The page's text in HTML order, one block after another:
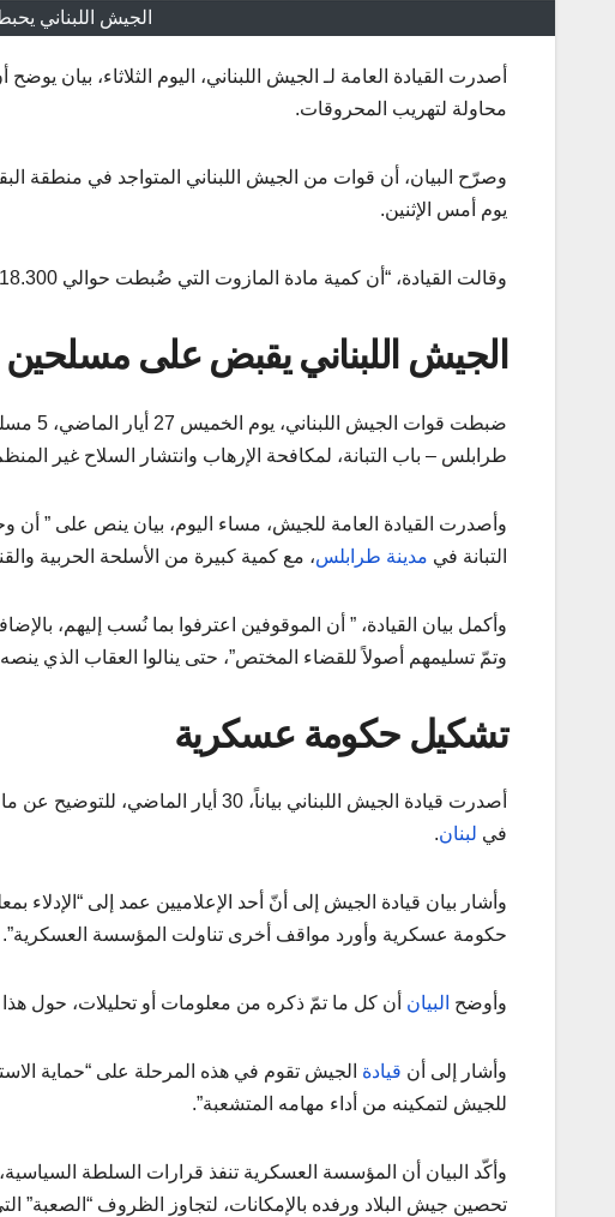
الجيش اللبناني
أصدرت القيادة العامة لـ الجيش اللبناني، اليوم الثلاثاء،
محاولة لتهريب المحروقات.
وصرّح البيان، أن قوات من الجيش اللبناني المتواجد في منطقة
يوم أمس الإثنين.
وقالت القيادة، “أن كمية مادة المازوت التي ضُبطت حوالي 18.300 ليتر، وحوالي 4200 ليتر من مادة البنزين”، بحسب
الجيش اللبناني يقبض على
ضبطت
طرابلس – باب التبانة، لمكافحة الإرهاب وانتشار السلاح غير
التبانة في مدينة طرابلس، مع كمية كبيرة من الأسلحة الحربية
وأكمل بيان القيادة، ” أن الموقوفين اعترفوا بما نُسب إليهم،
وتمّ تسليمهم أصولاً للقضاء المختص”، حتى ينالوا العقاب الذي ينصه
تشكيل حكومة عسكرية
أصدرت قيادة الجيش اللبناني بياناً،
في لبنان.
وأشار بيان قيادة الجيش إلى أنّ أحد الإعلاميين عمد إلى
حكومة عسكرية وأورد مواقف أخرى تناولت المؤسسة العسكرية”.
وأوضح البيان أن كل ما تمّ ذكره من معلومات أو تحليلات، حول هذا
وأشار إلى أن قيادة الجيش تقوم في هذه المرحلة على “حماية
للجيش لتمكينه من أداء مهامه المتشعبة”.
وأكّد البيان أن المؤسسة العسكرية تنفذ قرارات السلطة
تحصين جيش البلاد ورفده بالإمكانات، لتجاوز الظروف “الصعبة”